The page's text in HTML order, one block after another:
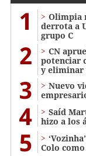
1
Olimpia
derrota a
grupo C
2
CN
potenciar
y eliminar
3
Nuevo
4
Saíd
hizo a los
5
Colo